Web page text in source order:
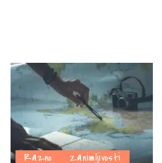
Razno Zanimljivosti